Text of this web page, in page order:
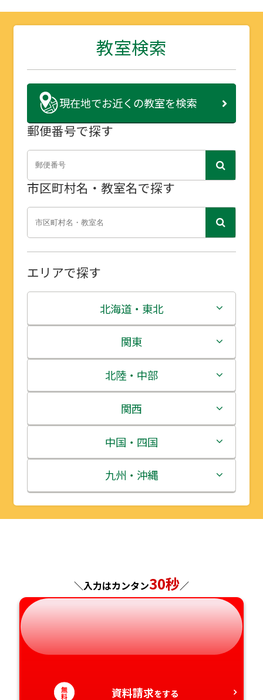
教室検索
現在地でお近くの教室を検索
郵便番号で探す
市区町村名・教室名で探す
エリアで探す
北海道・東北
北海道
青森県
岩手県
宮城県
秋田県
山形県
関東
茨城県
栃木県
群馬県
埼玉県
千葉県
北陸・中部
新潟県
富山県
石川県
福井県
岐阜県
静岡県
関西
三重県
滋賀県
京都府
和歌山県
中国・四国
鳥取県
島根県
徳島県
九州・沖縄
福岡県
大分県
＼入力はカンタン30秒／
無
料 資料請求をする